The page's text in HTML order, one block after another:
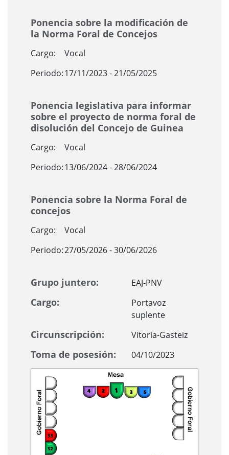
Ponencia sobre la modificación de
la Norma Foral de Concejos
Cargo:
Vocal
Periodo:17/11/2023 - 21/05/2025
Ponencia legislativa para informar
sobre el proyecto de norma foral de
disolución del Concejo de Guinea
Cargo:
Vocal
Periodo:13/06/2024 - 28/06/2024
Ponencia sobre la Norma Foral de
concejos
Cargo:
Vocal
Periodo:27/05/2026 - 30/06/2026
Grupo juntero: EAJ-PNV
Cargo:
Portavoz
suplente
Circunscripción: Vitoria-Gasteiz
Toma de posesión: 04/10/2023